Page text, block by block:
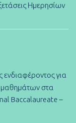
Ημερησίων
για
μαθημάτων στα
Baccalaureate –